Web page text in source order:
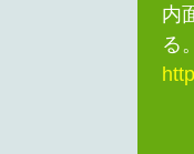
内
る